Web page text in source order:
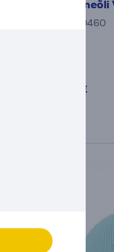
3999-0460
.99 €